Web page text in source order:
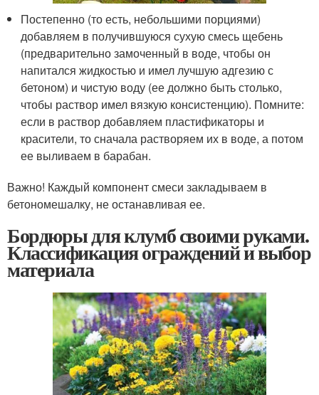
Постепенно (то есть, небольшими порциями)
добавляем в получившуюся сухую смесь щебень
(предварительно замоченный в воде, чтобы он
напитался жидкостью и имел лучшую адгезию с
бетоном) и чистую воду (ее должно быть столько,
чтобы раствор имел вязкую консистенцию). Помните:
если в раствор добавляем пластификаторы и
красители, то сначала растворяем их в воде, а потом
ее выливаем в барабан.
Важно! Каждый компонент смеси закладываем в
бетономешалку, не останавливая ее.
Бордюры для клумб своими руками.
Классификация ограждений и выбор
материала